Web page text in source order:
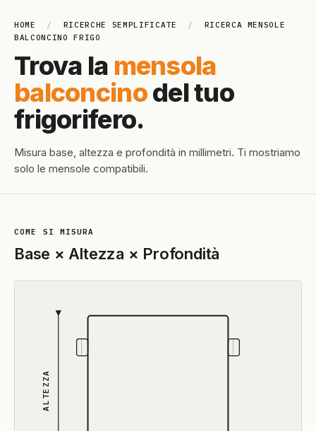
HOME / RICERCHE SEMPLIFICATE /
RICERCA MENSOLE
BALCONCINO FRIGO
Trova la mensola
balconcinodel tuo
frigorifero.
Misura base, altezza e profondità in millimetri. Ti mostriamo
solo le mensole compatibili.
COME SI MISURA
Base × Altezza × Profondità
ALTEZZA